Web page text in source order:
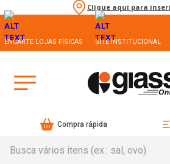
Clique aqui para
ENCARTE LOJAS FÍSICAS SITE INSTITUCIONAL
Compra rápida